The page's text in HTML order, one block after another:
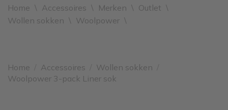
Home \ Accessoires \ Merken \ Outlet \
Wollen sokken \ Woolpower \
Home Accessoires Wollen sokken
Woolpower 3-pack Liner sok